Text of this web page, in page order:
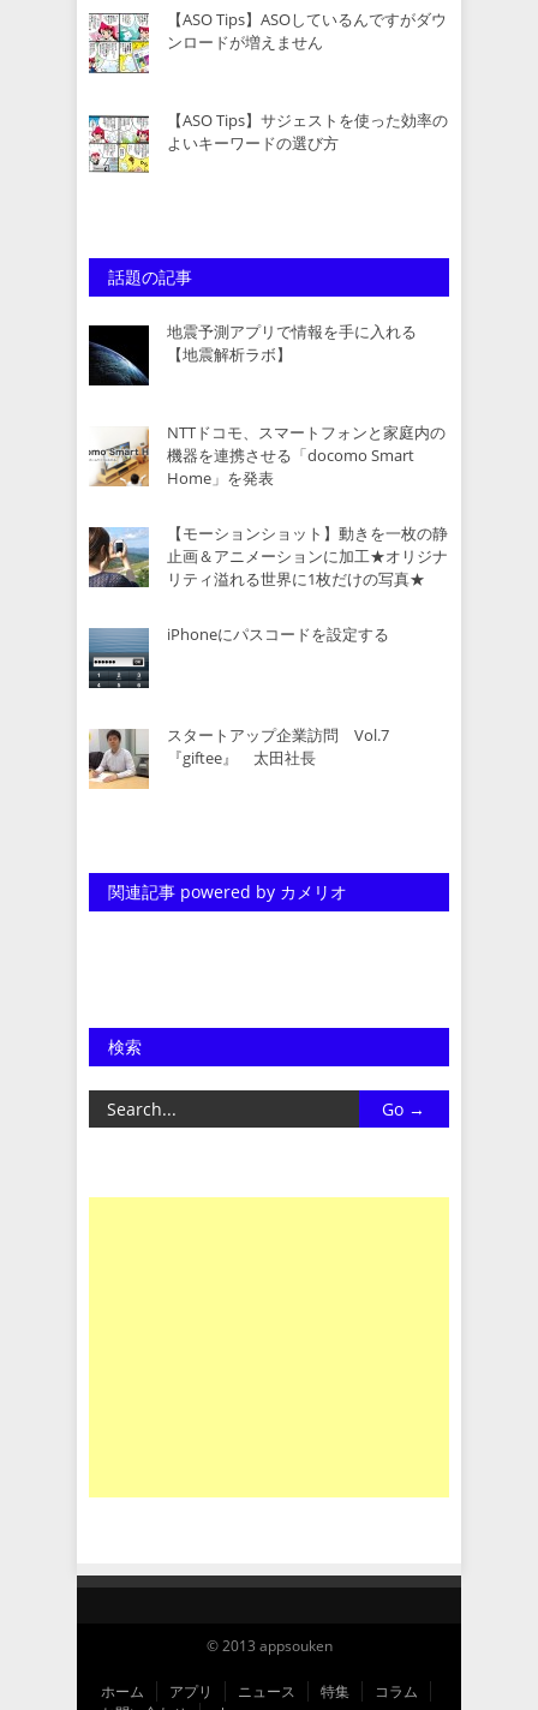
【ASO Tips】ASOしているんですがダウ
ンロードが増えません
【ASO Tips】サジェストを使った効率の
よいキーワードの選び方
話題の記事
地震予測アプリで情報を手に入れる
【地震解析ラボ】
NTTドコモ、スマートフォンと家庭内の
機器を連携させる「docomo Smart
Home」を発表
【モーションショット】動きを一枚の静
止画＆アニメーションに加工★オリジナ
リティ溢れる世界に1枚だけの写真★
iPhoneにパスコードを設定する
スタートアップ企業訪問 Vol.7
『giftee』 太田社長
関連記事 powered by カメリオ
検索
© 2013 appsouken
ホーム アプリ ニュース 特集
コラム